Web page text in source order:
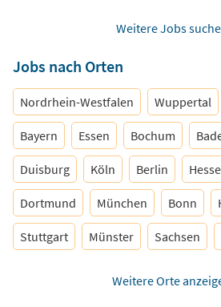
Data Scientist
Weitere Jobs
Jobs nach Orten
Nordrhein-Westfalen Wuppertal
Bayern Essen Bochum
Duisburg Köln Berlin
Dortmund München Bonn
Stuttgart Münster Sachsen
Weitere Orte